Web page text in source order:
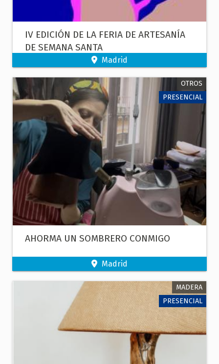
IV EDICIÓN DE LA FERIA DE ARTESANÍA
DE SEMANA SANTA
Madrid
OTROS
PRESENCIAL
AHORMA UN SOMBRERO CONMIGO
Madrid
MADERA
PRESENCIAL